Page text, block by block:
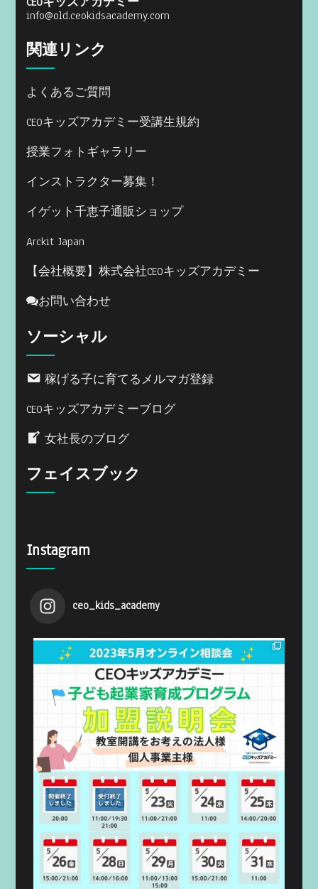
info@old.ceokidsacademy.com
関連リンク
よくあるご質問
CEOキッズアカデミー受講生規約
授業フォトギャラリー
インストラクター募集！
イゲット千恵子通販ショップ
Arckit Japan
【会社概要】株式会社CEOキッズアカデミー
お問い合わせ
ソーシャル
稼げる子に育てるメルマガ登録
CEOキッズアカデミーブログ
女社長のブログ
フェイスブック
Instagram
ceo_kids_academy